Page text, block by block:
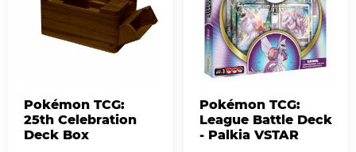
Pokémon TCG:
25th Celebration
Deck Box
Pokémon TCG:
League Battle Deck
- Palkia VSTAR